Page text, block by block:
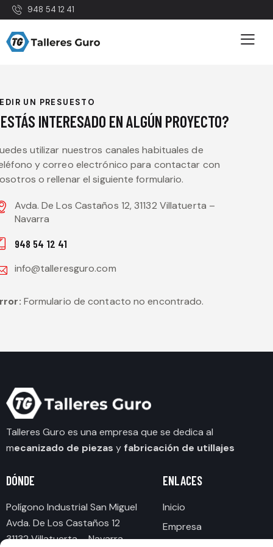
948 54 12 41
UN PRESUESTO
INTERESADO EN ALGÚN PROYECTO?
utilizar nuestros canales habituales de
y correo electrónico para contactar con
o rellenar el siguiente formulario.
Avda. De Los Castaños 12, 31132 Villatuerta –
Navarra
948 54 12 41
info@talleresguro.com
Formulario de contacto no encontrado.
Talleres Guro es una empresa que se dedica al
mecanizado de piezas y fabricación de utillajes
DÓNDE
Polígono Industrial San Miguel
Avda. De Los Castaños 12
31132 Villatuerta – Navarra
ENLACES
Inicio
Empresa